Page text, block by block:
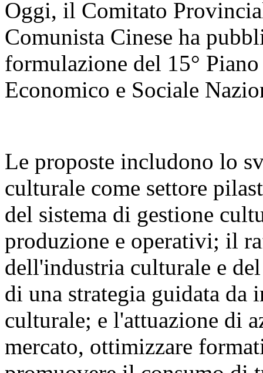
Oggi, il Comitato
Comunista Cinese ha
formulazione del 15°
Economico e Sociale
Le proposte includono lo
culturale come settore
del sistema di gestione
produzione e operativi; il
dell'industria culturale e
di una strategia guidata
culturale; e l'attuazione di
mercato, ottimizzare